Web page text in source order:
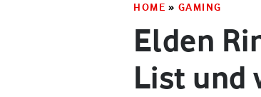
HOME » GAMING
Elden
List und